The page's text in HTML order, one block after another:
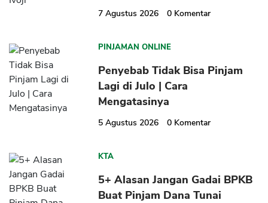
7 Agustus 2026 0 Komentar
PINJAMAN ONLINE
Penyebab Tidak Bisa Pinjam
Lagi di Julo | Cara
Mengatasinya
5 Agustus 2026 0 Komentar
KTA
5+ Alasan Jangan Gadai BPKB
Buat Pinjam Dana Tunai